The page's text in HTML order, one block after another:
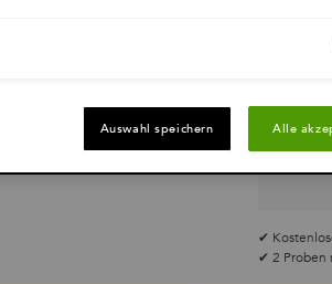
✔
✔ 2 Proben
Auswahl speichern Alle